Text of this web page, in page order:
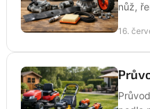
nůž,
16.